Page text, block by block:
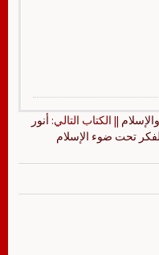
|| الكتاب التالي: أنور
تحت ضوء الإسلام